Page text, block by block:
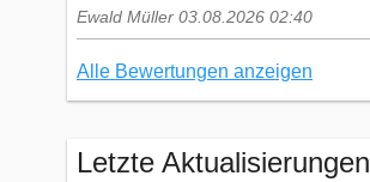
Ewald Müller 03.08.2026 02:40
Alle Bewertungen anzeigen
Letzte Aktualisierungen